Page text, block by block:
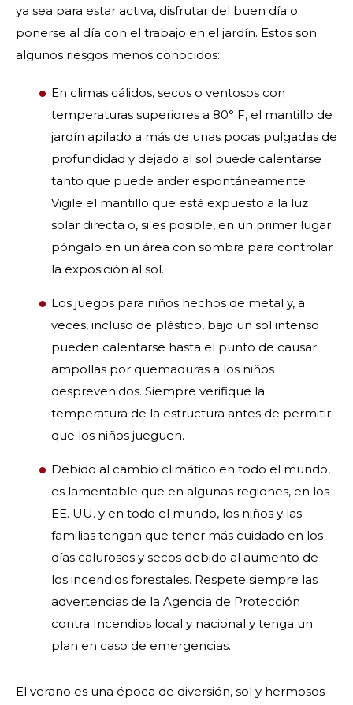
ya sea para estar activa, disfrutar del buen día o
ponerse al día con el trabajo en el jardín. Estos son
algunos riesgos menos conocidos:
En climas cálidos, secos o ventosos con
temperaturas superiores a 80° F, el mantillo de
jardín apilado a más de unas pocas pulgadas de
profundidad y dejado al sol puede calentarse
tanto que puede arder espontáneamente.
Vigile el mantillo que está expuesto a la luz
solar directa o, si es posible, en un primer lugar
póngalo en un área con sombra para controlar
la exposición al sol.
Los juegos para niños hechos de metal y, a
veces, incluso de plástico, bajo un sol intenso
pueden calentarse hasta el punto de causar
ampollas por quemaduras a los niños
desprevenidos. Siempre verifique la
temperatura de la estructura antes de permitir
que los niños jueguen.
Debido al cambio climático en todo el mundo,
es lamentable que en algunas regiones, en los
EE. UU. y en todo el mundo, los niños y las
familias tengan que tener más cuidado en los
días calurosos y secos debido al aumento de
los incendios forestales. Respete siempre las
advertencias de la Agencia de Protección
contra Incendios local y nacional y tenga un
plan en caso de emergencias.
El verano es una época de diversión, sol y hermosos